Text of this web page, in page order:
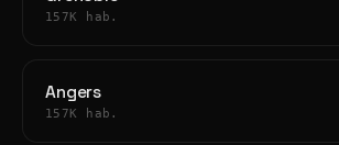
157K hab.
Angers
157K hab.